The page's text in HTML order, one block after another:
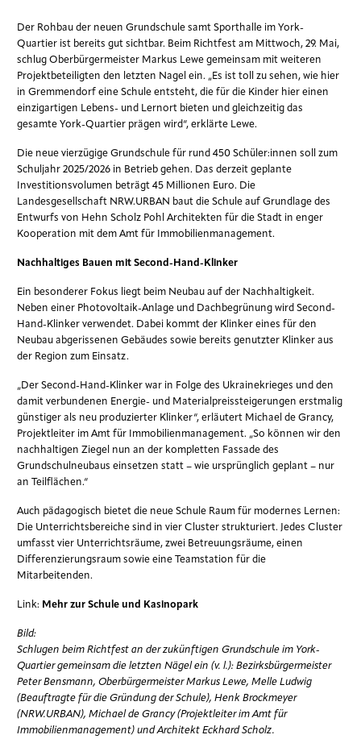
Der Rohbau der neuen Grundschule samt Sporthalle im York-
Quartier ist bereits gut sichtbar. Beim Richtfest am Mittwoch, 29. Mai,
schlug Oberbürgermeister Markus Lewe gemeinsam mit weiteren
Projektbeteiligten den letzten Nagel ein. „Es ist toll zu sehen, wie hier
in Gremmendorf eine Schule entsteht, die für die Kinder hier einen
einzigartigen Lebens- und Lernort bieten und gleichzeitig das
gesamte York-Quartier prägen wird“, erklärte Lewe.
Die neue vierzügige Grundschule für rund 450 Schüler:innen soll zum
Schuljahr 2025/2026 in Betrieb gehen. Das derzeit geplante
Investitionsvolumen beträgt 45 Millionen Euro. Die
Landesgesellschaft NRW.URBAN baut die Schule auf Grundlage des
Entwurfs von Hehn Scholz Pohl Architekten für die Stadt in enger
Kooperation mit dem Amt für Immobilienmanagement.
Nachhaltiges Bauen mit Second-Hand-Klinker
Ein besonderer Fokus liegt beim Neubau auf der Nachhaltigkeit.
Neben einer Photovoltaik-Anlage und Dachbegrünung wird Second-
Hand-Klinker verwendet. Dabei kommt der Klinker eines für den
Neubau abgerissenen Gebäudes sowie bereits genutzter Klinker aus
der Region zum Einsatz.
„Der Second-Hand-Klinker war in Folge des Ukrainekrieges und den
damit verbundenen Energie- und Materialpreissteigerungen erstmalig
günstiger als neu produzierter Klinker“, erläutert Michael de Grancy,
Projektleiter im Amt für Immobilienmanagement. „So können wir den
nachhaltigen Ziegel nun an der kompletten Fassade des
Grundschulneubaus einsetzen statt – wie ursprünglich geplant – nur
an Teilflächen.“
Auch pädagogisch bietet die neue Schule Raum für modernes Lernen:
Die Unterrichtsbereiche sind in vier Cluster strukturiert. Jedes Cluster
umfasst vier Unterrichtsräume, zwei Betreuungsräume, einen
Differenzierungsraum sowie eine Teamstation für die
Mitarbeitenden.
Link: Mehr zur Schule und Kasinopark
Bild:
Schlugen beim Richtfest an der zukünftigen Grundschule im York-
Quartier gemeinsam die letzten Nägel ein (v. l.): Bezirksbürgermeister
Peter Bensmann, Oberbürgermeister Markus Lewe, Melle Ludwig
(Beauftragte für die Gründung der Schule), Henk Brockmeyer
(NRW.URBAN), Michael de Grancy (Projektleiter im Amt für
Immobilienmanagement) und Architekt Eckhard Scholz.